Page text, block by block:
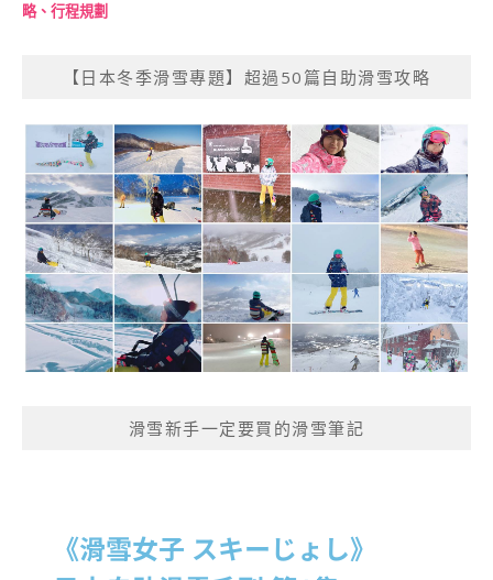
略、行程規劃
【日本冬季滑雪專題】超過50篇自助滑雪攻略
滑雪新手一定要買的滑雪筆記